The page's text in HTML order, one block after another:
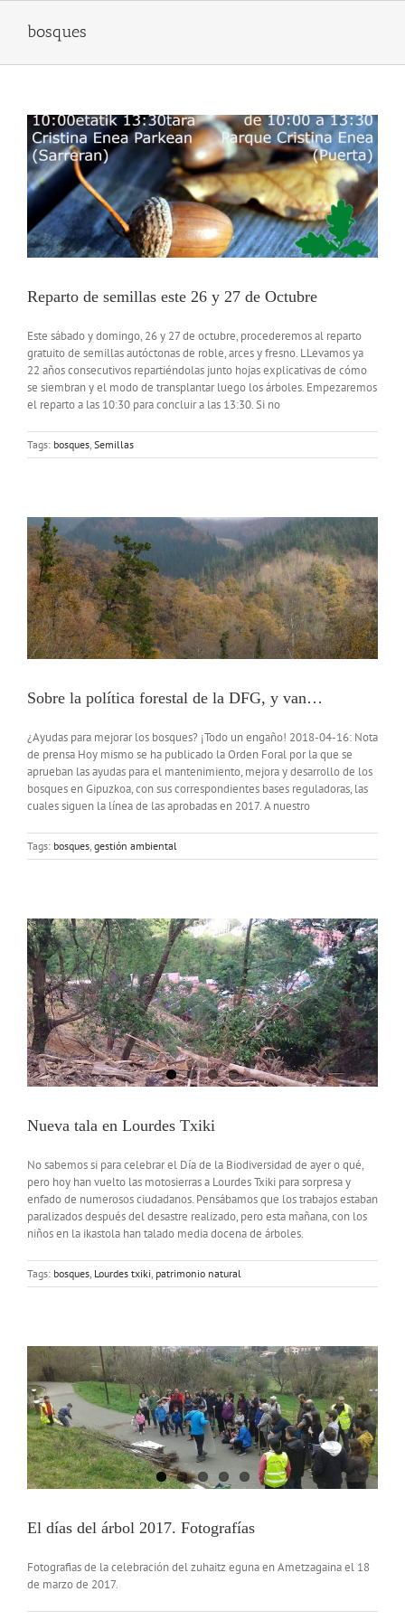
content
bosques
Reparto de semillas este 26 y 27 de Octubre
Este sábado y domingo, 26 y 27 de octubre, procederemos al reparto
gratuito de semillas autóctonas de roble, arces y fresno. LLevamos ya
22 años consecutivos repartiéndolas junto hojas explicativas de cómo
se siembran y el modo de transplantar luego los árboles. Empezaremos
el reparto a las 10:30 para concluir a las 13:30. Si no
Tags: bosques Semillas
Sobre la política forestal de la DFG, y van…
¿Ayudas para mejorar los bosques? ¡Todo un engaño! 2018-04-16: Nota
de prensa Hoy mismo se ha publicado la Orden Foral por la que se
aprueban las ayudas para el mantenimiento, mejora y desarrollo de los
bosques en Gipuzkoa, con sus correspondientes bases reguladoras, las
cuales siguen la línea de las aprobadas en 2017. A nuestro
Tags: bosques, gestión ambiental
Nueva tala en Lourdes Txiki
No sabemos si para celebrar el Día de la Biodiversidad de ayer o qué,
pero hoy han vuelto las motosierras a Lourdes Txiki para sorpresa y
enfado de numerosos ciudadanos. Pensábamos que los trabajos estaban
paralizados después del desastre realizado, pero esta mañana, con los
niños en la ikastola han talado media docena de árboles.
Tags: bosques, Lourdes txiki, patrimonio natural
El días del árbol 2017. Fotografías
Fotografias de la celebración del zuhaitz eguna en Ametzagaina el 18
de marzo de 2017.